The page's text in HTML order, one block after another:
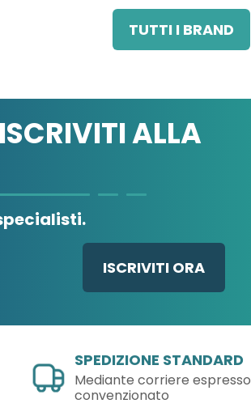
TUTTI I BRAND
ALLA
ISCRIVITI ORA
SPEDIZIONE STANDARD
Mediante corriere espresso
convenzionato